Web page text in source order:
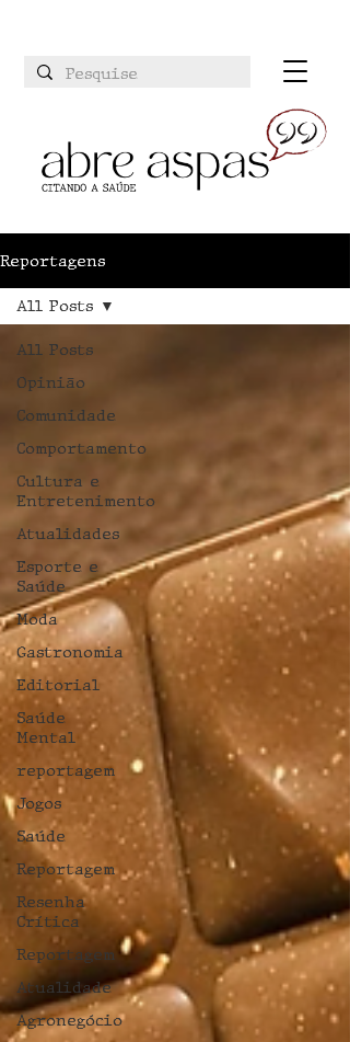
Reportagens
All Posts
Opinião
Comunidade
Comportamento
Cultura e
Entretenimento
Atualidades
Esporte e
Saúde
Moda
Gastronomia
Editorial
Saúde
Mental
reportagem
Jogos
Saúde
Reportagem
Resenha
Crítica
Reportagem
Atualidade
Agronegócio
All Posts